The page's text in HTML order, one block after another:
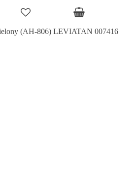
(AH-806) LEVIATAN 007416